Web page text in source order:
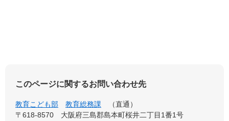
このページに関するお問い合わせ先
教育こども部 教育総務課
直通
〒618-8570
大阪府三島郡島本町桜井二丁目1番1号